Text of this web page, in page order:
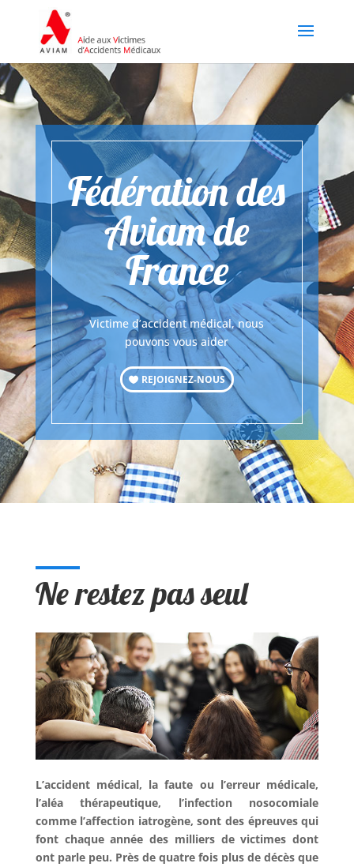
Fédération des
Aviam de
France
Victime d’accident médical, nous
pouvons vous aider
REJOIGNEZ-NOUS
Ne restez pas seul
L’accident médical, la faute ou l’erreur médicale,
l’aléa thérapeutique, l’infection nosocomiale
comme l’affection iatrogène, sont des épreuves qui
font chaque année des milliers de victimes dont
ont parle peu. Près de quatre fois plus de décès que